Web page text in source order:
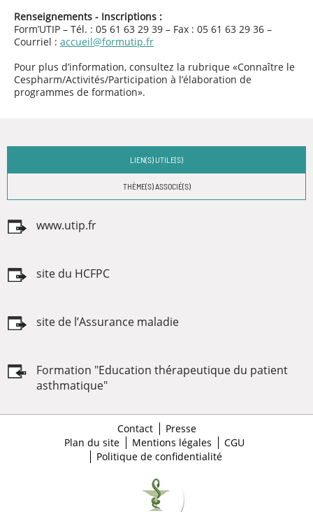
Renseignements - Inscriptions :
Form’UTIP – Tél. : 05 61 63 29 39 – Fax : 05 61 63 29 36 –
Courriel : accueil@formutip.fr
Pour plus d’information, consultez la rubrique «Connaître le
Cespharm/Activités/Participation à l’élaboration de
programmes de formation».
LIEN(S) UTILE(S)
THÈME(S) ASSOCIÉ(S)
www.utip.fr
site du HCFPC
site de l’Assurance maladie
Formation "Education thérapeutique du patient
asthmatique"
Contact
Presse
Plan du site
Mentions légales
CGU
Politique de confidentialité